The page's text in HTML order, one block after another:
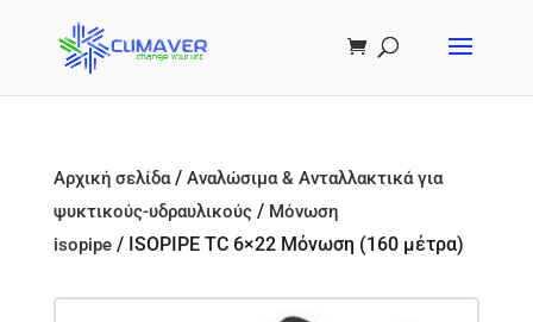
Αρχική σελίδα/ Αναλώσιμα & Ανταλλακτικά για
ψυκτικούς-υδραυλικούς/ Μόνωση
isopipe/ ISOPIPE TC 6×22 Μόνωση (160 μέτρα)